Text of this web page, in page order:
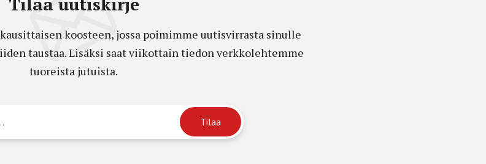
koosteen, jossa poimimme uutisvirrasta sinulle
taustaa. Lisäksi saat viikottain tiedon verkkolehtemme
tuoreista jutuista.